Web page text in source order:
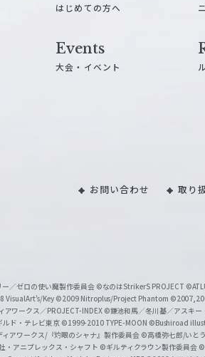
はじめての方へ
Events
大会・イベント
お問い合わせ 取り
／ゼロの使い魔製作委員会 ©なのはStrikerS PROJECT
VisualArt's/Key ©2009 Nitroplus/Project Phantom
ワークス／PROJECT-INDEX ©鎌池和馬／冬川基／アスキー
ド・テレビ東京 ©1999-2010 TYPE-MOON ©Bushiroad
アワークス/『灼眼のシャナ』製作委員会 ©高橋弥七郎/いと
・アニプレックス・シャフト ©ギルティクラウン製作委員会